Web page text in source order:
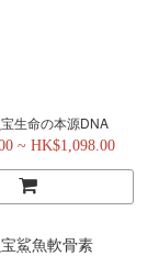
生命の本源DNA
~ HK$1,098.00